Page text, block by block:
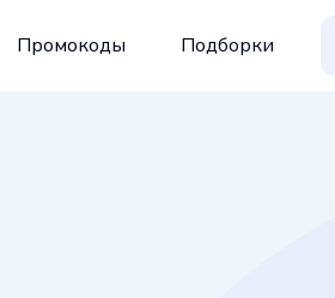
Промокоды Подборки